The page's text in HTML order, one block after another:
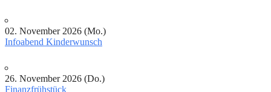
02. November 2026 (Mo.)
Infoabend Kinderwunsch
26. November 2026 (Do.)
Finanzfrühstück